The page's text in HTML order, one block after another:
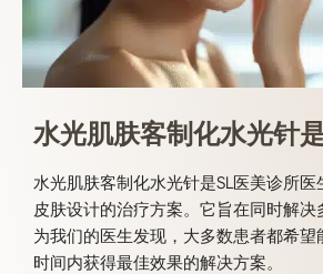
水光肌肤客制化水光针
水光肌肤客制化水光针是SL医美诊所医
皮肤设计的治疗方案。它旨在同时解决
为我们的医生发现，大多数患者都希望
时间内获得最佳效果的解决方案。